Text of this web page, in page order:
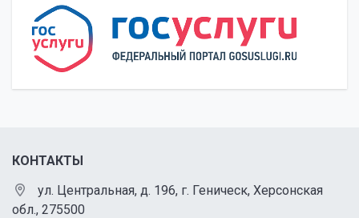
КОНТАКТЫ
ул. Центральная, д. 196, г. Геническ, Херсонская
обл., 275500